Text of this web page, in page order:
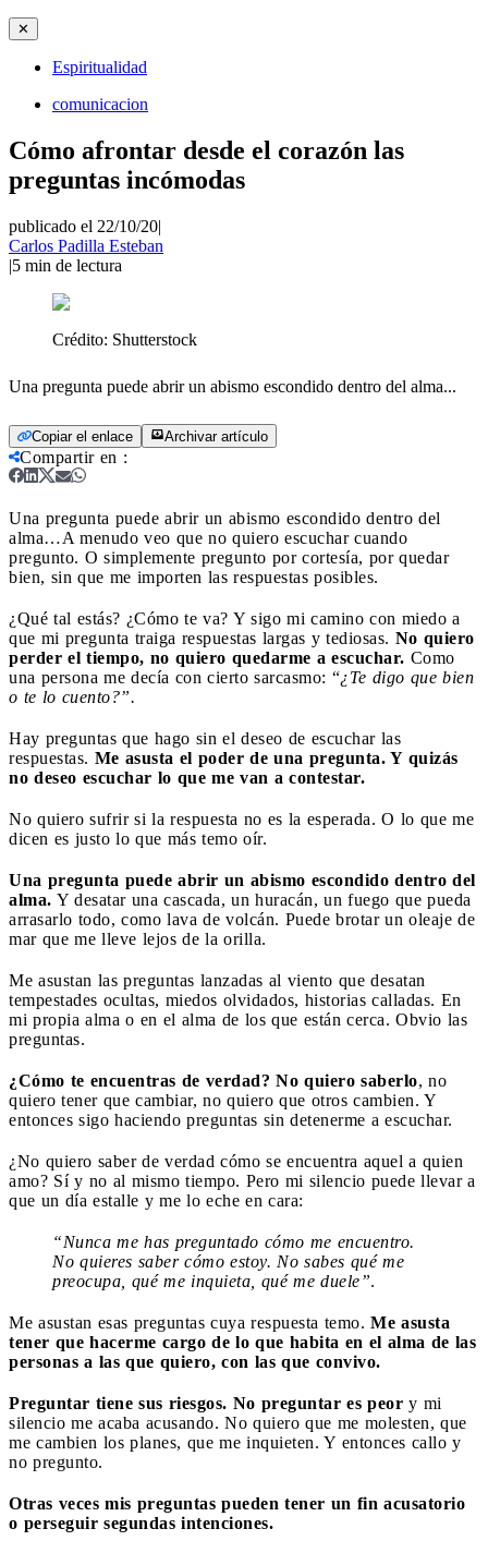
✕
Espiritualidad
comunicacion
Cómo afrontar desde el corazón las
preguntas incómodas
publicado el 22/10/20|
Carlos Padilla Esteban
|5 min de lectura
Crédito: Shutterstock
Una pregunta puede abrir un abismo escondido dentro del alma...
Copiar el enlace Archivar artículo
Compartir en :
Una pregunta puede abrir un abismo escondido dentro del
alma…A menudo veo que no quiero escuchar cuando
pregunto. O simplemente pregunto por cortesía, por quedar
bien, sin que me importen las respuestas posibles.
¿Qué tal estás? ¿Cómo te va? Y sigo mi camino con miedo a
que mi pregunta traiga respuestas largas y tediosas. No quiero
perder el tiempo, no quiero quedarme a escuchar. Como
una persona me decía con cierto sarcasmo: “¿Te digo que bien
o te lo cuento?”.
Hay preguntas que hago sin el deseo de escuchar las
respuestas. Me asusta el poder de una pregunta. Y quizás
no deseo escuchar lo que me van a contestar.
No quiero sufrir si la respuesta no es la esperada. O lo que me
dicen es justo lo que más temo oír.
Una pregunta puede abrir un abismo escondido dentro del
alma. Y desatar una cascada, un huracán, un fuego que pueda
arrasarlo todo, como lava de volcán. Puede brotar un oleaje de
mar que me lleve lejos de la orilla.
Me asustan las preguntas lanzadas al viento que desatan
tempestades ocultas, miedos olvidados, historias calladas. En
mi propia alma o en el alma de los que están cerca. Obvio las
preguntas.
¿Cómo te encuentras de verdad? No quiero saberlo, no
quiero tener que cambiar, no quiero que otros cambien. Y
entonces sigo haciendo preguntas sin detenerme a escuchar.
¿No quiero saber de verdad cómo se encuentra aquel a quien
amo? Sí y no al mismo tiempo. Pero mi silencio puede llevar a
que un día estalle y me lo eche en cara:
“Nunca me has preguntado cómo me encuentro.
No quieres saber cómo estoy. No sabes qué me
preocupa, qué me inquieta, qué me duele”.
Me asustan esas preguntas cuya respuesta temo. Me asusta
tener que hacerme cargo de lo que habita en el alma de las
personas a las que quiero, con las que convivo.
Preguntar tiene sus riesgos. No preguntar es peor y mi
silencio me acaba acusando. No quiero que me molesten, que
me cambien los planes, que me inquieten. Y entonces callo y
no pregunto.
Otras veces mis preguntas pueden tener un fin acusatorio
o perseguir segundas intenciones.